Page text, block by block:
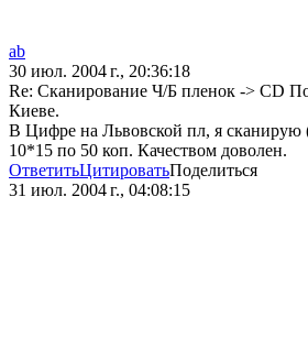
ab
30 июл. 2004 г., 20:36:18
Re: Сканирование Ч/Б пленок -> CD
Киеве.
В Цифре на Львовской пл, я сканирую
10*15 по 50 коп. Качеством доволен.
ОтветитьЦитироватьПоделиться
31 июл. 2004 г., 04:08:15